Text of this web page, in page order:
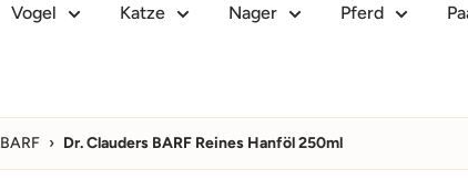
Vogel Katze Nager Pferd
BARF › Dr. Clauders BARF Reines Hanföl 250ml